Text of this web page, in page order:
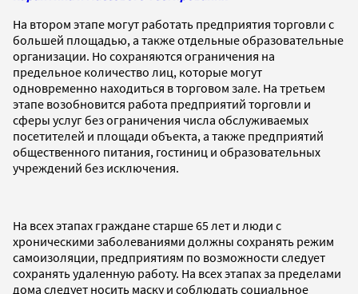
На втором этапе могут работать предприятия торговли с
большей площадью, а также отдельные образовательные
организации. Но сохраняются ограничения на
предельное количество лиц, которые могут
одновременно находиться в торговом зале. На третьем
этапе возобновится работа предприятий торговли и
сферы услуг без ограничения числа обслуживаемых
посетителей и площади объекта, а также предприятий
общественного питания, гостиниц и образовательных
учреждений без исключения.
На всех этапах граждане старше 65 лет и люди с
хроническими заболеваниями должны сохранять режим
самоизоляции, предприятиям по возможности следует
сохранять удаленную работу. На всех этапах за пределами
дома следует носить маску и соблюдать социальное